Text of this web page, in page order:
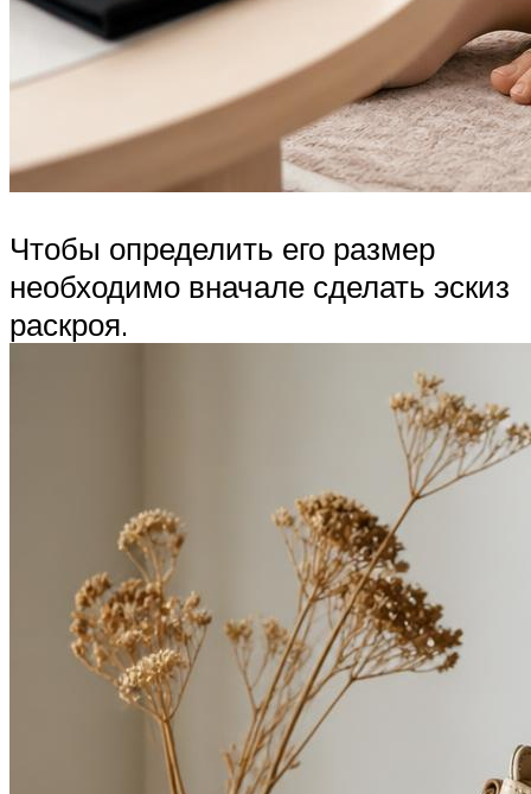
Чтобы определить его размер
необходимо вначале сделать эскиз
раскроя.